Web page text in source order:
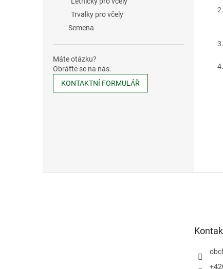
Trvalky pro včely
Semena
Máte otázku?
Obráťte se na nás.
KONTAKTNÍ FORMULÁŘ